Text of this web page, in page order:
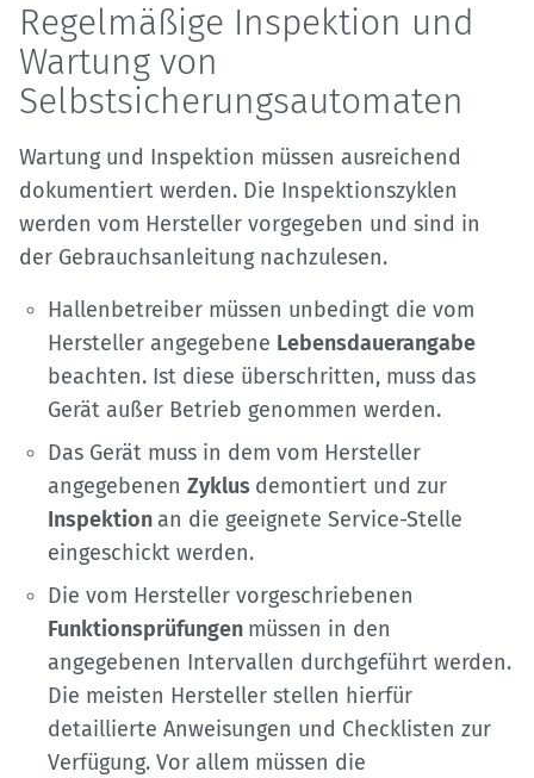
Regelmäßige Inspektion und
Wartung von
Selbstsicherungsautomaten
Wartung und Inspektion müssen ausreichend
dokumentiert werden. Die Inspektionszyklen
werden vom Hersteller vorgegeben und sind in
der Gebrauchsanleitung nachzulesen.
Hallenbetreiber müssen unbedingt die vom
Hersteller angegebene Lebensdauerangabe
beachten. Ist diese überschritten, muss das
Gerät außer Betrieb genommen werden.
Das Gerät muss in dem vom Hersteller
angegebenen Zyklus demontiert und zur
Inspektion an die geeignete Service-Stelle
eingeschickt werden.
Die vom Hersteller vorgeschriebenen
Funktionsprüfungen müssen in den
angegebenen Intervallen durchgeführt werden.
Die meisten Hersteller stellen hierfür
detaillierte Anweisungen und Checklisten zur
Verfügung. Vor allem müssen die